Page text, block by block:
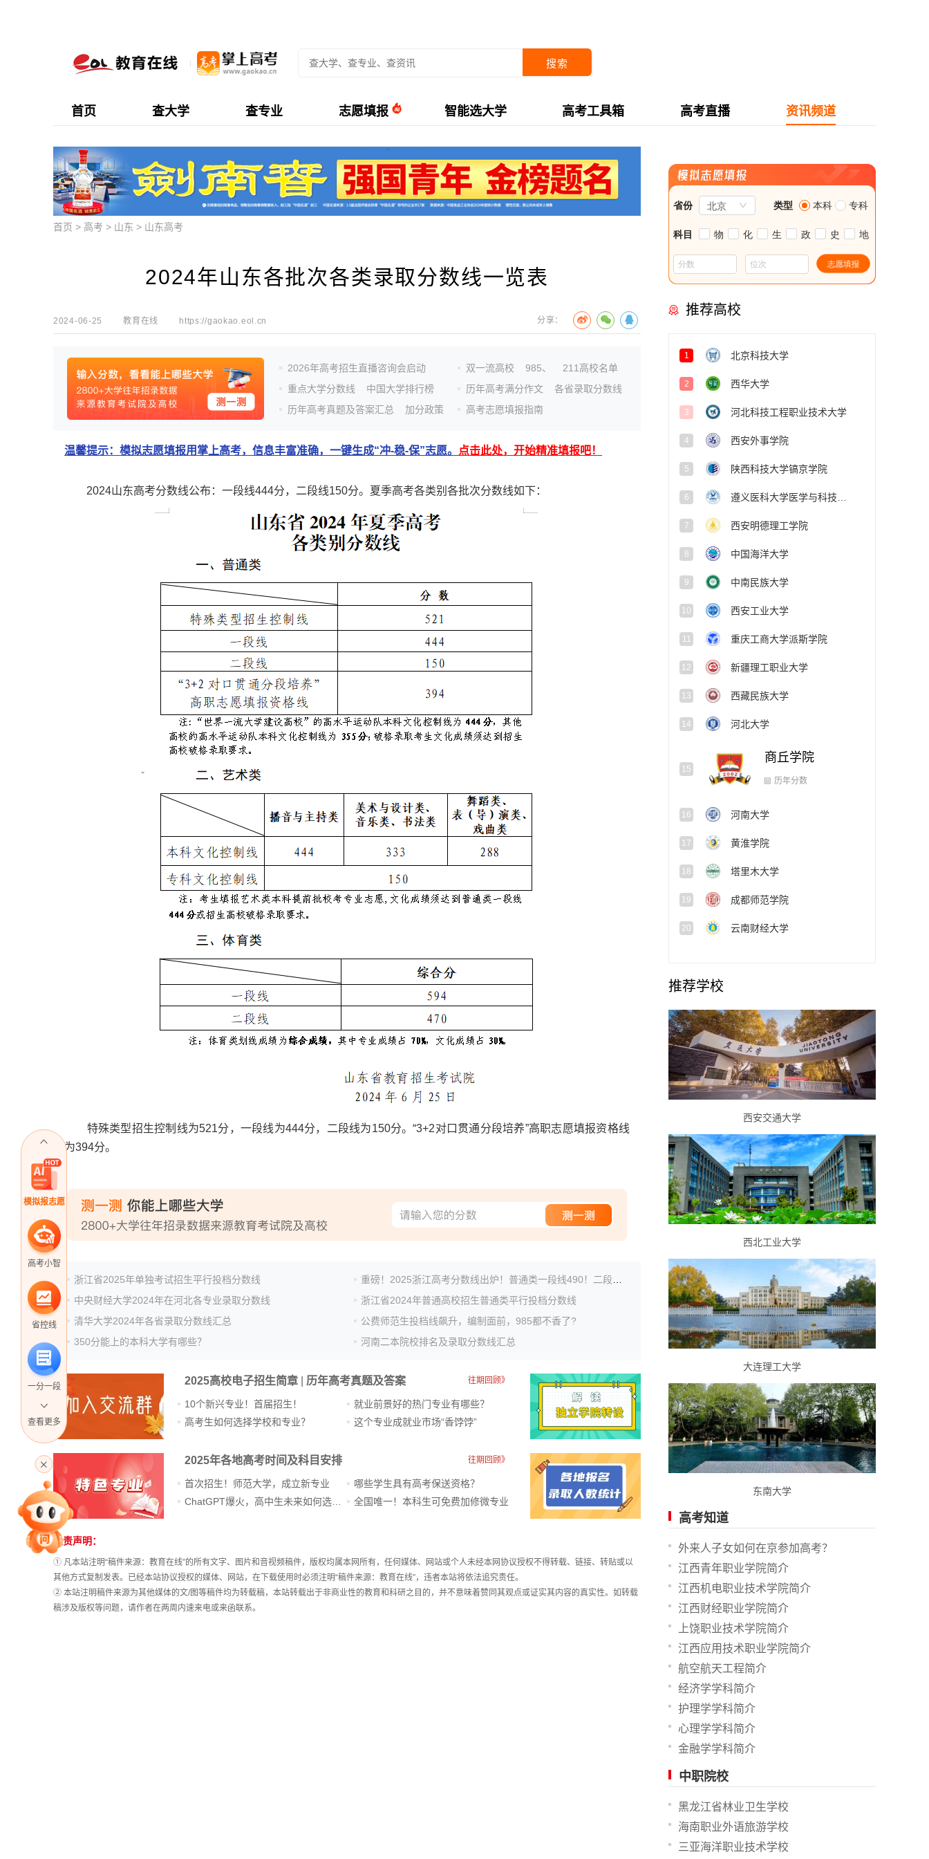
搜索
首页 查大学 查专业 志愿填报 智能选大学 高考工具箱 高考直播 资讯频道
模拟报志愿
高考小智
省控线
一分一段
专家指导课
院校排行
查看更多
首页 > 高考 > 山东 > 山东高考
2024年山东各批次各类录取分数线一览表
2024-06-25 教育在线 https://gaokao.eol.cn 分享：
2026年高考招生直播咨询会启动
重点大学分数线
中国大学排行榜
历年高考真题及答案汇总
加分政策
双一流高校 985、
211高校名单
历年高考满分作文
各省录取分数线
高考志愿填报指南
温馨提示：模拟志愿填报用掌上高考，信息丰富准确，一键生成“冲-稳-保”志愿。 点击此处，开始精准填报吧！
2024山东高考分数线公布：一段线444分，二段线150分。夏季高考各类别各批次分数线如下：
特殊类型招生控制线为521分，一段线为444分，二段线为150分。“3+2对口贯通分段培养”高职志愿填报资格线
为394分。
浙江省2025年单独考试招生平行投档分数线
中央财经大学2024年在河北各专业录取分数线
浙江省2024年普通高校招生普通类平行投档分数线
清华大学2024年各省录取分数线汇总
公费师范生投档线飙升，编制面前，985都不香了?
350分能上的本科大学有哪些？
河南二本院校排名及录取分数线汇总
2025高校电子招生简章 历年高考真题及答案 往期回顾》
10个新兴专业！首届招生！
高考生如何选择学校和专业？
就业前景好的热门专业有哪些？
这个专业成就业市场“香饽饽”​
2025年各地高考时间及科目安排 往期回顾》
首次招生！师范大学，成立新专业
哪些学生具有高考保送资格？
全国唯一！本科生可免费加修微专业
站
长
统
计
免责声明：
① 凡本站注明“稿件来源：教育在线”的所有文字、图片和音视频稿件，版权均属本网所有，任何媒体、网站或个人未经本网协议授权不得转载、链接、转贴或以
其他方式复制发表。已经本站协议授权的媒体、网站，在下载使用时必须注明“稿件来源：教育在线”，违者本站将依法追究责任。
② 本站注明稿件来源为其他媒体的文/图等稿件均为转载稿，本站转载出于非商业性的教育和科研之目的，并不意味着赞同其观点或证实其内容的真实性。如转载
稿涉及版权等问题，请作者在两周内速来电或来函联系。
推荐高校
1 北京科技大学
2 西华大学
3 河北科技工程职业技术大学
4 西安外事学院
5 陕西科技大学镐京学院
6
7 西安明德理工学院
8 中国海洋大学
9 中南民族大学
10 西安工业大学
11 重庆工商大学派斯学院
12 新疆理工职业大学
13 西藏民族大学
14 河北大学
15
商丘学院
历年分数
16 河南大学
17 黄淮学院
18 塔里木大学
19 成都师范学院
20 云南财经大学
推荐学校
西安交通大学
西北工业大学
大连理工大学
东南大学
高考知道
外来人子女如何在京参加高考？
江西青年职业学院简介
江西机电职业技术学院简介
江西财经职业学院简介
上饶职业技术学院简介
江西应用技术职业学院简介
航空航天工程简介
经济学学科简介
护理学学科简介
心理学学科简介
金融学学科简介
中职院校
黑龙江省林业卫生学校
海南职业外语旅游学校
三亚海洋职业技术学校